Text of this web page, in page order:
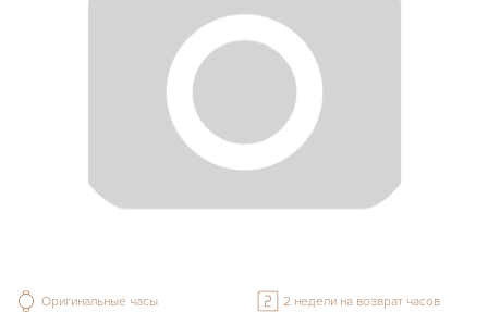
Оригинальные часы 2 недели на возврат часов